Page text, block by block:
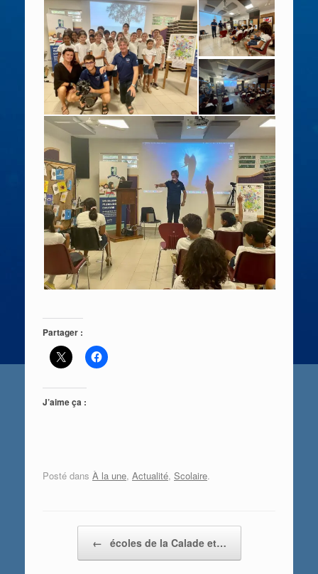
Partager :
J’aime ça :
Posté dans À la une, Actualité, Scolaire.
← écoles de la Calade et…